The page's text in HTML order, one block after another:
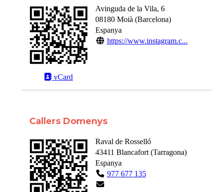
vCard
Avinguda de la Vila, 6
08180 Moià (Barcelona)
Espanya
https://www.instagram.c...
Callers Domenys
Raval de Rosselló
43411 Blancafort(Tarragona)
Espanya
977 677 135